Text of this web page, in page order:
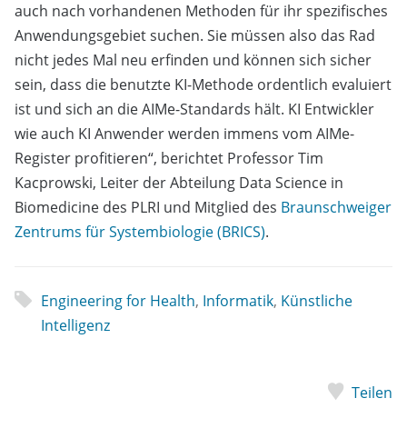
auch nach vorhandenen Methoden für ihr spezifisches
Anwendungsgebiet suchen. Sie müssen also das Rad
nicht jedes Mal neu erfinden und können sich sicher
sein, dass die benutzte KI-Methode ordentlich evaluiert
ist und sich an die AIMe-Standards hält. KI Entwickler
wie auch KI Anwender werden immens vom AIMe-
Register profitieren“, berichtet Professor Tim
Kacprowski, Leiter der Abteilung Data Science in
Biomedicine des PLRI und Mitglied des Braunschweiger
Zentrums für Systembiologie (BRICS).
Engineering for Health, Informatik, Künstliche
Intelligenz
Teilen